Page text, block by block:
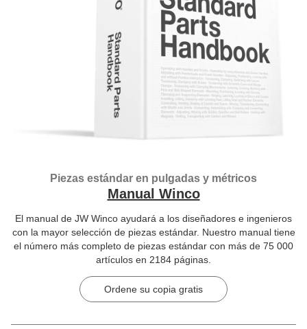
Piezas estándar en pulgadas y métricos
Manual Winco
El manual de JW Winco ayudará a los diseñadores e ingenieros
con la mayor selección de piezas estándar. Nuestro manual tiene
el número más completo de piezas estándar con más de 75 000
artículos en 2184 páginas.
Ordene su copia gratis